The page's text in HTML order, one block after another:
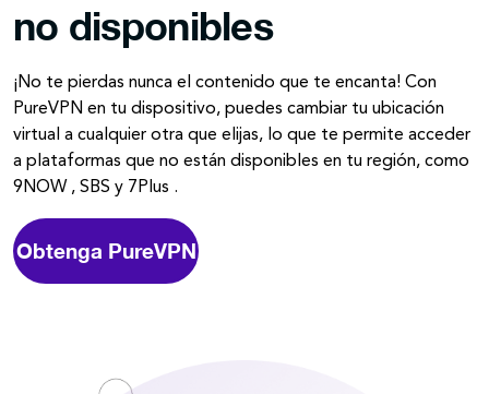
no disponibles
¡No te pierdas nunca el contenido que te encanta! Con
PureVPN en tu dispositivo, puedes cambiar tu ubicación
virtual a cualquier otra que elijas, lo que te permite acceder
a plataformas que no están disponibles en tu región, como
9NOW , SBS y 7Plus .
Obtenga PureVPN